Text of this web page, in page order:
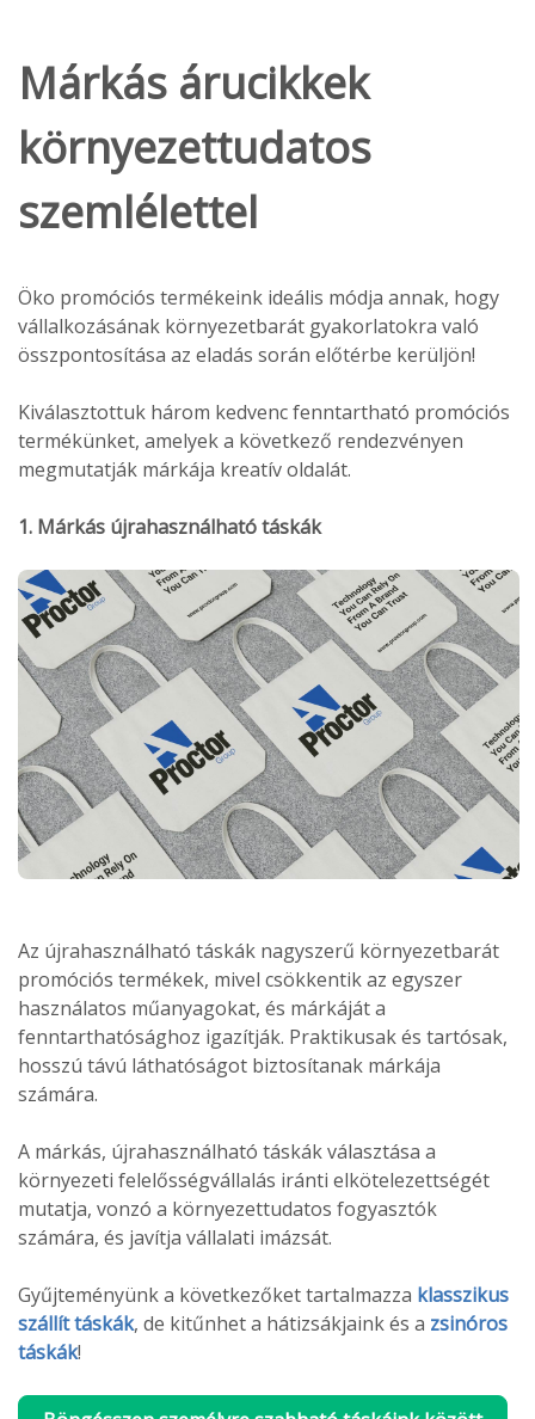
Márkás árucikkek
környezettudatos
szemlélettel
Öko promóciós termékeink ideális módja annak, hogy
vállalkozásának környezetbarát gyakorlatokra való
összpontosítása az eladás során előtérbe kerüljön!
Kiválasztottuk három kedvenc fenntartható promóciós
termékünket, amelyek a következő rendezvényen
megmutatják márkája kreatív oldalát.
1. Márkás újrahasználható táskák
Az újrahasználható táskák nagyszerű környezetbarát
promóciós termékek, mivel csökkentik az egyszer
használatos műanyagokat, és márkáját a
fenntarthatósághoz igazítják. Praktikusak és tartósak,
hosszú távú láthatóságot biztosítanak márkája
számára.
A márkás, újrahasználható táskák választása a
környezeti felelősségvállalás iránti elkötelezettségét
mutatja, vonzó a környezettudatos fogyasztók
számára, és javítja vállalati imázsát.
Gyűjteményünk a következőket tartalmazza klasszikus
szállít táskák, de kitűnhet a hátizsákjaink és a zsinóros
táskák!